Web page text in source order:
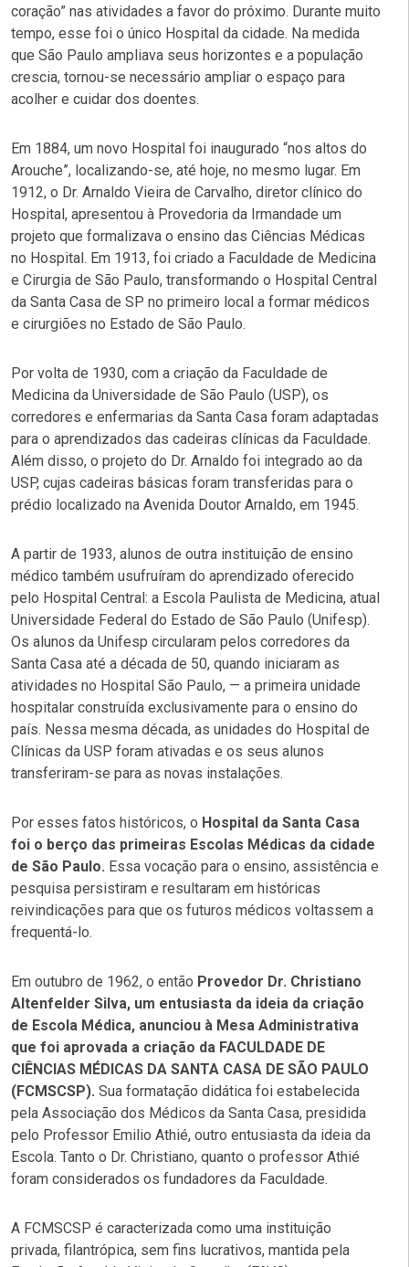
coração” nas atividades a favor do próximo. Durante muito
tempo, esse foi o único Hospital da cidade. Na medida
que São Paulo ampliava seus horizontes e a população
crescia, tornou-se necessário ampliar o espaço para
acolher e cuidar dos doentes.
Em 1884, um novo Hospital foi inaugurado “nos altos do
Arouche”, localizando-se, até hoje, no mesmo lugar. Em
1912, o Dr. Arnaldo Vieira de Carvalho, diretor clínico do
Hospital, apresentou à Provedoria da Irmandade um
projeto que formalizava o ensino das Ciências Médicas
no Hospital. Em 1913, foi criado a Faculdade de Medicina
e Cirurgia de São Paulo, transformando o Hospital Central
da Santa Casa de SP no primeiro local a formar médicos
e cirurgiões no Estado de São Paulo.
Por volta de 1930, com a criação da Faculdade de
Medicina da Universidade de São Paulo (USP), os
corredores e enfermarias da Santa Casa foram adaptadas
para o aprendizados das cadeiras clínicas da Faculdade.
Além disso, o projeto do Dr. Arnaldo foi integrado ao da
USP, cujas cadeiras básicas foram transferidas para o
prédio localizado na Avenida Doutor Arnaldo, em 1945.
A partir de 1933, alunos de outra instituição de ensino
médico também usufruíram do aprendizado oferecido
pelo Hospital Central: a Escola Paulista de Medicina, atual
Universidade Federal do Estado de São Paulo (Unifesp).
Os alunos da Unifesp circularam pelos corredores da
Santa Casa até a década de 50, quando iniciaram as
atividades no Hospital São Paulo, — a primeira unidade
hospitalar construída exclusivamente para o ensino do
país. Nessa mesma década, as unidades do Hospital de
Clínicas da USP foram ativadas e os seus alunos
transferiram-se para as novas instalações.
Por esses fatos históricos, o Hospital da Santa Casa
foi o berço das primeiras Escolas Médicas da cidade
de São Paulo. Essa vocação para o ensino, assistência e
pesquisa persistiram e resultaram em históricas
reivindicações para que os futuros médicos voltassem a
frequentá-lo.
Em outubro de 1962, o então Provedor Dr. Christiano
Altenfelder Silva, um entusiasta da ideia da criação
de Escola Médica, anunciou à Mesa Administrativa
que foi aprovada a criação da FACULDADE DE
CIÊNCIAS MÉDICAS DA SANTA CASA DE SÃO PAULO
(FCMSCSP). Sua formatação didática foi estabelecida
pela Associação dos Médicos da Santa Casa, presidida
pelo Professor Emilio Athié, outro entusiasta da ideia da
Escola. Tanto o Dr. Christiano, quanto o professor Athié
foram considerados os fundadores da Faculdade.
A FCMSCSP é caracterizada como uma instituição
privada, filantrópica, sem fins lucrativos, mantida pela